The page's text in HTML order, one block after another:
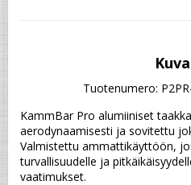
Tuotenumero:
KammBar Pro alumiiniset
aerodynaamisesti ja sovitettu
Valmistettu ammattikäyttöön,
turvallisuudelle ja
vaatimukset.